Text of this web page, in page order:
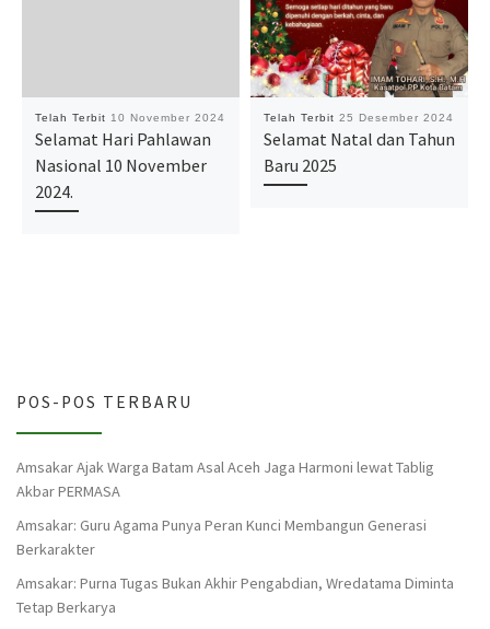
Telah Terbit 10 November 2024
Selamat Hari Pahlawan
Nasional 10 November
2024.
Telah Terbit 25 Desember 2024
Selamat Natal dan Tahun
Baru 2025
POS-POS TERBARU
Amsakar Ajak Warga Batam Asal Aceh Jaga Harmoni lewat Tablig
Akbar PERMASA
Amsakar: Guru Agama Punya Peran Kunci Membangun Generasi
Berkarakter
Amsakar: Purna Tugas Bukan Akhir Pengabdian, Wredatama Diminta
Tetap Berkarya